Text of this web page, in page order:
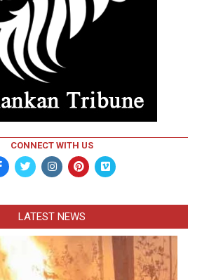
CONNECT WITH US
LATEST NEWS